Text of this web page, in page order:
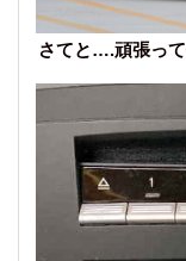
さてと….頑張っ